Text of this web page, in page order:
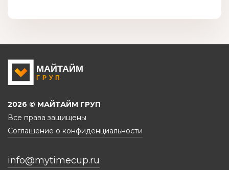
2026 © МАЙТАЙМ ГРУП
Все права защищены
Соглашение о конфиденциальности
info@mytimecup.ru